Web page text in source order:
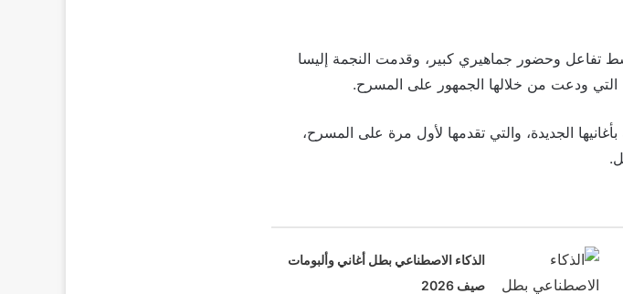
تفاعل وحضور جماهيري كبير، وقدمت النجمة إليسا
التي ودعت من خلالها الجمهور على المسرح.
الجديدة، والتي تقدمها لأول مرة على المسرح،
الذكاء الاصطناعي بطل أغاني وألبومات
صيف 2026